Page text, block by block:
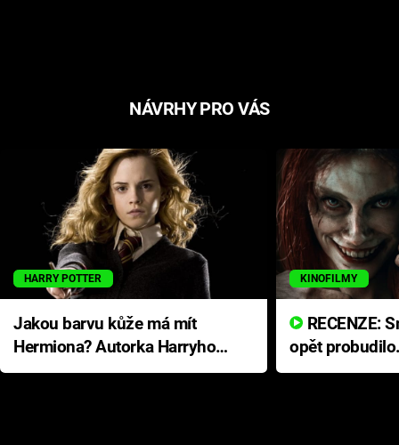
NÁVRHY PRO VÁS
HARRY POTTER
Jakou barvu kůže má mít
Hermiona? Autorka Harryho
Pottera přišla s ráznou
KINOFILMY
opět
přichází s